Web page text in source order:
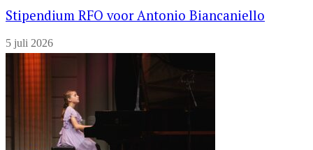
Stipendium RFO voor Antonio Biancaniello
5 juli 2026